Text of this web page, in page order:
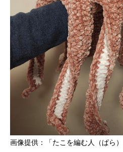
画像提供：「たこを編む人（ぱら